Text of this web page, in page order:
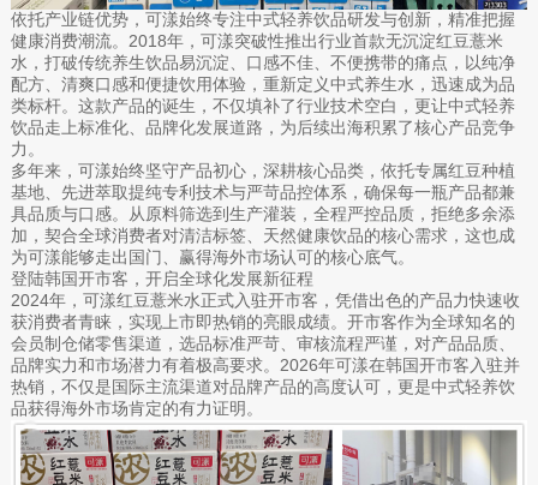
依托产业链优势，可漾始终专注中式轻养饮品研发与创新，精准把握
健康消费潮流。2018年，可漾突破性推出行业首款无沉淀红豆薏米
水，打破传统养生饮品易沉淀、口感不佳、不便携带的痛点，以纯净
配方、清爽口感和便捷饮用体验，重新定义中式养生水，迅速成为品
类标杆。这款产品的诞生，不仅填补了行业技术空白，更让中式轻养
饮品走上标准化、品牌化发展道路，为后续出海积累了核心产品竞争
力。
多年来，可漾始终坚守产品初心，深耕核心品类，依托专属红豆种植
基地、先进萃取提纯专利技术与严苛品控体系，确保每一瓶产品都兼
具品质与口感。从原料筛选到生产灌装，全程严控品质，拒绝多余添
加，契合全球消费者对清洁标签、天然健康饮品的核心需求，这也成
为可漾能够走出国门、赢得海外市场认可的核心底气。
登陆韩国开市客，开启全球化发展新征程
2024年，可漾红豆薏米水正式入驻开市客，凭借出色的产品力快速收
获消费者青睐，实现上市即热销的亮眼成绩。开市客作为全球知名的
会员制仓储零售渠道，选品标准严苛、审核流程严谨，对产品品质、
品牌实力和市场潜力有着极高要求。2026年可漾在韩国开市客入驻并
热销，不仅是国际主流渠道对品牌产品的高度认可，更是中式轻养饮
品获得海外市场肯定的有力证明。